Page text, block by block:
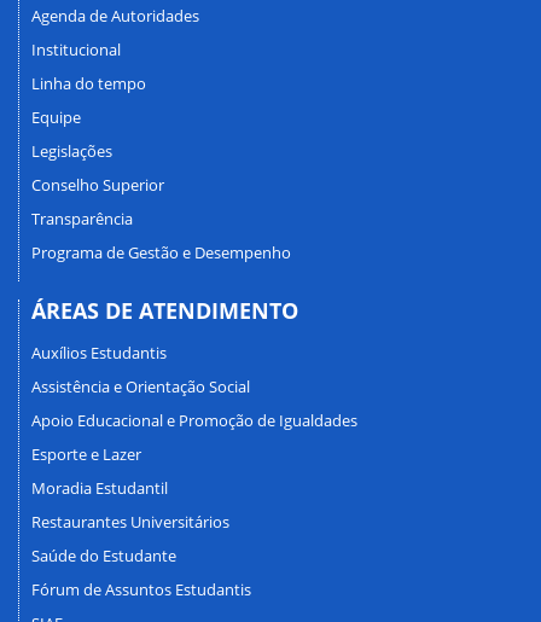
Agenda de Autoridades
Institucional
Linha do tempo
Equipe
Legislações
Conselho Superior
Transparência
Programa de Gestão e Desempenho
ÁREAS DE ATENDIMENTO
Auxílios Estudantis
Assistência e Orientação Social
Apoio Educacional e Promoção de Igualdades
Esporte e Lazer
Moradia Estudantil
Restaurantes Universitários
Saúde do Estudante
Fórum de Assuntos Estudantis